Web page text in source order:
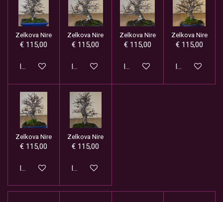
Zelkova Nire
€ 115,00
In winkelwagen
Zelkova Nire
€ 115,00
In winkelwagen
Zelkova Nire
€ 115,00
In winkelwagen
Zelkova Nire
€ 115,00
In
Zelkova Nire
€ 115,00
In winkelwagen
Zelkova Nire
€ 115,00
In winkelwagen